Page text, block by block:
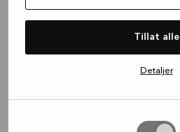
Tillat alle
Detaljer